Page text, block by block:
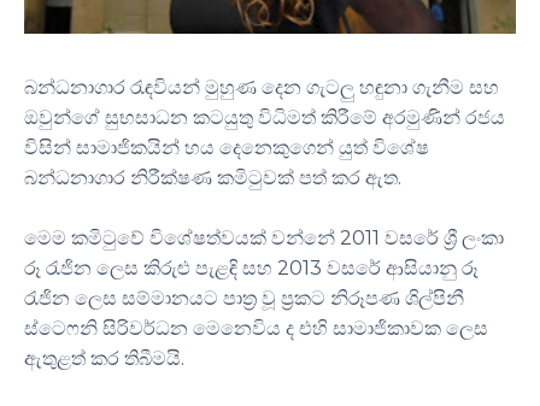
බන්ධනාගාර රැඳවියන් මුහුණ දෙන ගැටලු හඳුනා ගැනීම සහ
ඔවුන්ගේ සුභසාධන කටයුතු විධිමත් කිරීමේ අරමුණින් රජය
විසින් සාමාජිකයින් හය දෙනෙකුගෙන් යුත් විශේෂ
බන්ධනාගාර නිරීක්ෂණ කමිටුවක් පත් කර ඇත.
මෙම කමිටුවේ විශේෂත්වයක් වන්නේ 2011 වසරේ ශ්‍රී ලංකා
රූ රැජින ලෙස කිරුළු පැළඳි සහ 2013 වසරේ ආසියානු රූ
රැජින ලෙස සම්මානයට පාත්‍ර වූ ප්‍රකට නිරූපණ ශිල්පිනී
ස්ටෙෆනි සිරිවර්ධන මෙනෙවිය ද එහි සාමාජිකාවක ලෙස
ඇතුළත් කර තිබීමයි.